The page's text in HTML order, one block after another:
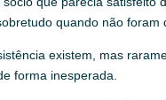
quando não foram
existem, mas
forma inesperada.